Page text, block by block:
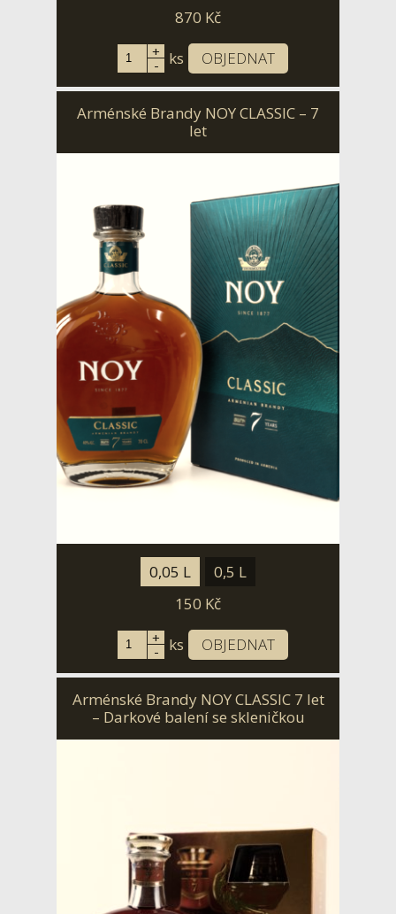
870 Kč
+
- ks OBJEDNAT
Arménské Brandy NOY CLASSIC – 7
let
0,05 L
0,5 L
150 Kč
+
- ks OBJEDNAT
Arménské Brandy NOY CLASSIC 7 let
– Darkové balení se skleničkou